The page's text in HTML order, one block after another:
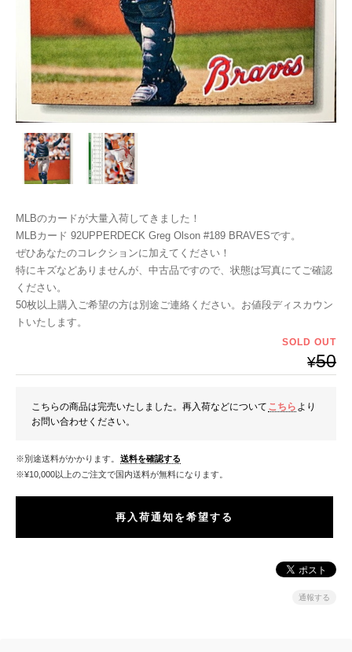
MLBのカードが大量入荷してきました！
MLBカード 92UPPERDECK Greg Olson #189 BRAVESです。
ぜひあなたのコレクションに加えてください！
特にキズなどありませんが、中古品ですので、状態は写真にてご確認
ください。
50枚以上購入ご希望の方は別途ご連絡ください。お値段ディスカウン
トいたします。
SOLD OUT
¥50
こちらの商品は完売いたしました。再入荷などについて こちら より
お問い合わせください。
※別途送料がかかります。 送料を確認する
※¥10,000以上のご注文で国内送料が無料になります。
再入荷通知を希望する
通報する